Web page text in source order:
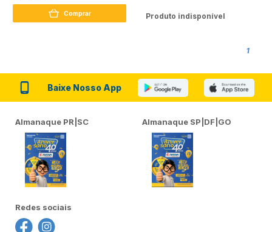
Comprar Produto indisponível
1
Baixe Nosso App
Almanaque PR|SC Almanaque SP|DF|GO
Redes sociais